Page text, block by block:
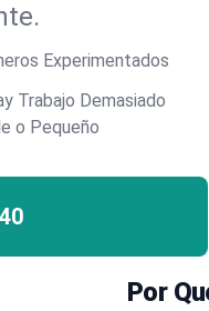
Experimentados
Trabajo Demasiado
o Pequeño
Por